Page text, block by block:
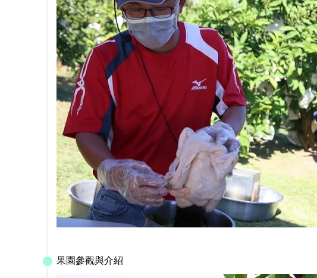
果園參觀與介紹